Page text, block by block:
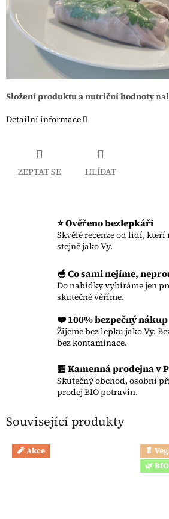
Složení produktu a nutriční hodnoty
Detailní informace
ZEPTAT SE HLÍDAT
⭐ Ověřeno bezlepkáři
Skvělé recenze od lidí,
stejně jako Vy.
🥣 Co sami nejíme,
Do nabídky vybíráme jen
skutečně věříme.
❤️ 100% bezpečný nákup
Žijeme bez lepku jako Vy.
bez kontaminace.
🏪 Kamenná prodejna v
Skutečný obchod, osobní
prodej BIO potravin.
Související produkty
🧨 Akce
🥬
🌿 BIO